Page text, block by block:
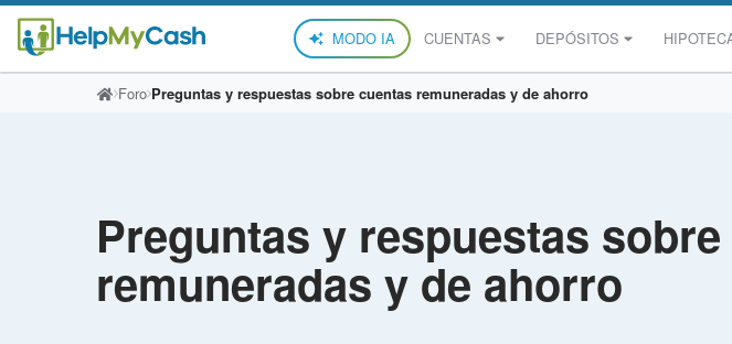
MODO IA CUENTAS DEPÓSITOS
Foro Preguntas y respuestas sobre cuentas remuneradas y de ahorro
Preguntas y respuestas
remuneradas y de ahorro